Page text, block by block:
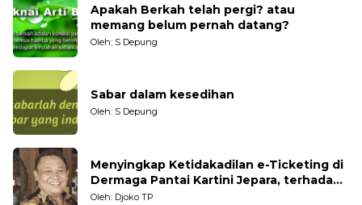
Apakah Berkah telah pergi? atau
memang belum pernah datang?
Oleh: S Depung
Sabar dalam kesedihan
Oleh: S Depung
Menyingkap Ketidakadilan e-Ticketing di
Dermaga Pantai Kartini Jepara, terhadap
Nelayan Tradisional
Oleh: Djoko TP